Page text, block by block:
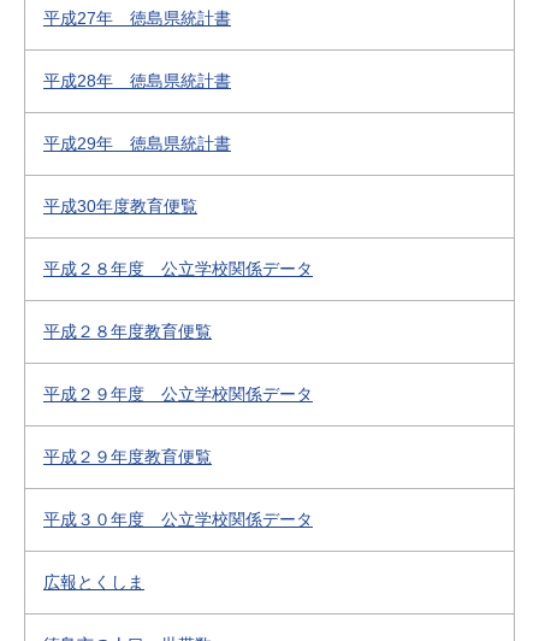
平成27年 徳島県統計書
平成28年 徳島県統計書
平成29年 徳島県統計書
平成30年度教育便覧
平成２８年度 公立学校関係データ
平成２８年度教育便覧
平成２９年度 公立学校関係データ
平成２９年度教育便覧
平成３０年度 公立学校関係データ
広報とくしま